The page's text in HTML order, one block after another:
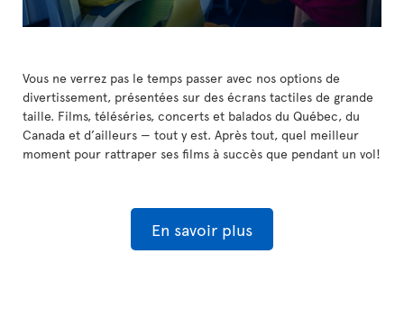
Vous ne verrez pas le temps passer avec nos options de
divertissement, présentées sur des écrans tactiles de grande
taille. Films, téléséries, concerts et balados du Québec, du
Canada et d’ailleurs — tout y est. Après tout, quel meilleur
moment pour rattraper ses films à succès que pendant un vol!
En savoir plus